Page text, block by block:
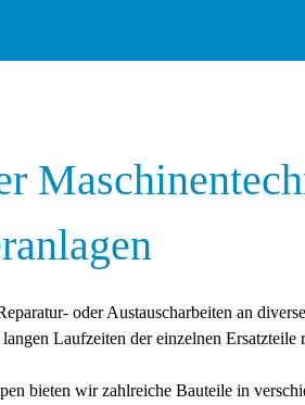
oder Austauscharbeiten an
Laufzeiten der einzelnen Ersatzteile
bieten wir zahlreiche Bauteile in